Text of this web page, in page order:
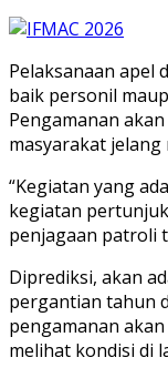
Pelaksanaan apel
baik personil
Pengamanan
masyarakat
“Kegiatan yang
kegiatan
penjagaan patroli
Diprediksi, akan
pergantian tahun
pengamanan
melihat kondisi di